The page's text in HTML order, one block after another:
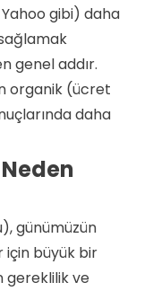
gibi) daha
genel addır.
organik (ücret
daha
günümüzün
için büyük bir
gereklilik ve